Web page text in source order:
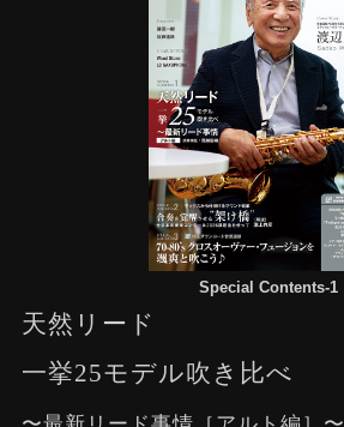
Special Contents-1
天然リード
一挙25モデル吹き比べ